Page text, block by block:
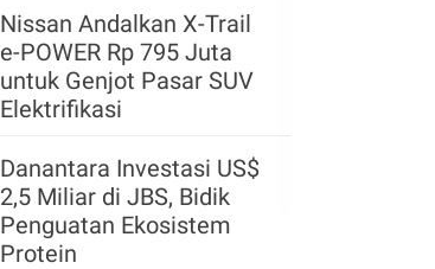
Nissan Andalkan X-Trail
e-POWER Rp 795 Juta
untuk Genjot Pasar SUV
Elektrifikasi
Danantara Investasi US$
2,5 Miliar di JBS, Bidik
Penguatan Ekosistem
Protein